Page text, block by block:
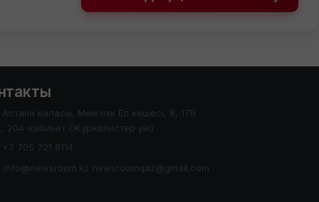
Астана каласы, Менгілік Ел кешесі, 8, 17В
204-кабинет (Журналистер уйі)
+7 705 721 8114
info@newsroom.kz newsroomqaz@gmail.com